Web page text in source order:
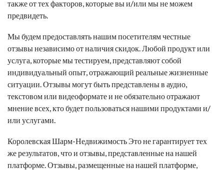
также от тех факторов, которые вы и/или мы не можем
предвидеть.
Мы будем предоставлять нашим посетителям честные
отзывы независимо от наличия скидок. Любой продукт или
услуга, которые мы тестируем, представляют собой
индивидуальный опыт, отражающий реальные жизненные
ситуации. Отзывы могут быть представлены в аудио,
текстовом или видеоформате и не обязательно отражают
мнение всех, кто будет пользоваться нашими продуктами и/
или услугами.
Королевская Шарм-Недвижимость Это не гарантирует тех
же результатов, что и отзывы, представленные на нашей
платформе. Отзывы, размещенные на нашей платформе,